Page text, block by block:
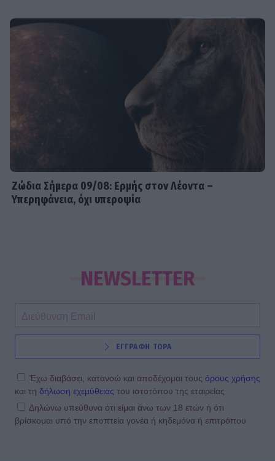
Ζώδια Σήμερα 09/08: Ερμής στον Λέοντα –
Υπερηφάνεια, όχι υπεροψία
NEWSLETTER
ΕΓΓΡΑΦΗ ΤΩΡΑ
Έχω διαβάσει, κατανοώ και αποδέχομαι τους όρους χρήσης
και τη δήλωση εχεμύθειας του ιστοτόπου της εταιρείας
Δηλώνω υπεύθυνα ότι είμαι άνω των 18 ετών ή ότι
βρίσκομαι υπό την εποπτεία γονέα ή κηδεμόνα ή επιτρόπου